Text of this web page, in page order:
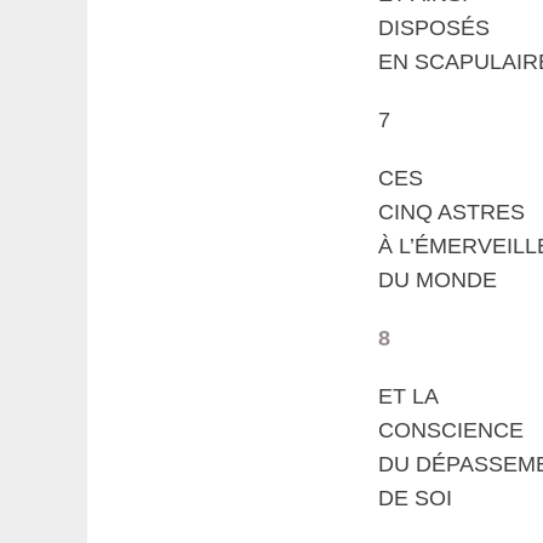
DISPOSÉS
EN
7
CES
CINQ ASTRES
À
DU MONDE
8
ET LA
CONSCIENCE
DU
DE SOI